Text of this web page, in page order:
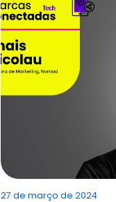
27 de março de 2024